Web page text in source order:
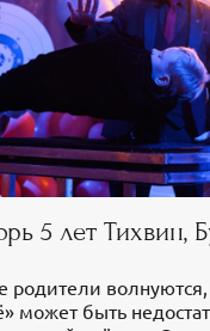
5 лет Тихвин,
родители волнуются,
может быть